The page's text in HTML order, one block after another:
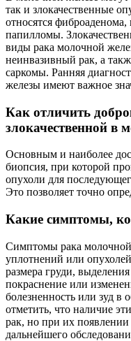
так и злокачественные
относятся
папилломы.
виды рака молочной
неинвазивный рак, а
саркомы. Ранняя
железы имеют важное
Как отличить
злокачественной в
Основным и наиболее
биопсия, при которой
опухоли для
Это позволяет точно
Какие симптомы,
Симптомы рака
уплотнений или
размера груди,
покраснение или
болезненность или зуд в
отметить, что наличие
рак, но при их появлении
дальнейшего